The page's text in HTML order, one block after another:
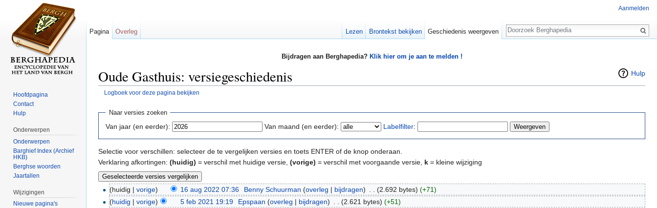
Bijdragen aan Berghapedia? Klik hier om je aan te melden !
Hulp
Oude Gasthuis: versiegeschiedenis
Logboek voor deze pagina bekijken
Naar versies zoeken
Van jaar (en eerder): Van maand (en eerder): Labelfilter:
Selectie voor verschillen: selecteer de te vergelijken versies en toets ENTER of de knop onderaan.
Verklaring afkortingen: (huidig) = verschil met huidige versie, (vorige) = verschil met voorgaande versie, k = kleine wijziging
(huidig |vorige) 16 aug 2022 07:36 Benny Schuurman (overleg | bijdragen) (2.692 bytes) (+71)
(huidig |vorige) 5 feb 2021 19:19 Epspaan (overleg | bijdragen) . . (2.621 bytes) (+51)
Aanmelden
Pagina Overleg Lezen Brontekst bekijken Geschiedenis weergeven
Zoeken
Hoofdpagina
Contact
Hulp
Onderwerpen
Onderwerpen
Barghief Index (Archief
HKB)
Berghse woorden
Jaartallen
Wijzigingen
Nieuwe pagina's